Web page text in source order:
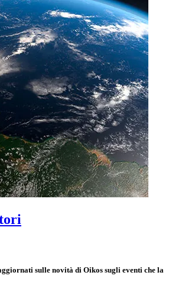
sulle novità di Oikos sugli eventi che la